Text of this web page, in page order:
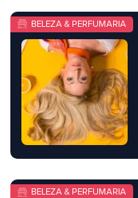
BELEZA & PERFUMARIA
BELEZA & PERFUMARIA